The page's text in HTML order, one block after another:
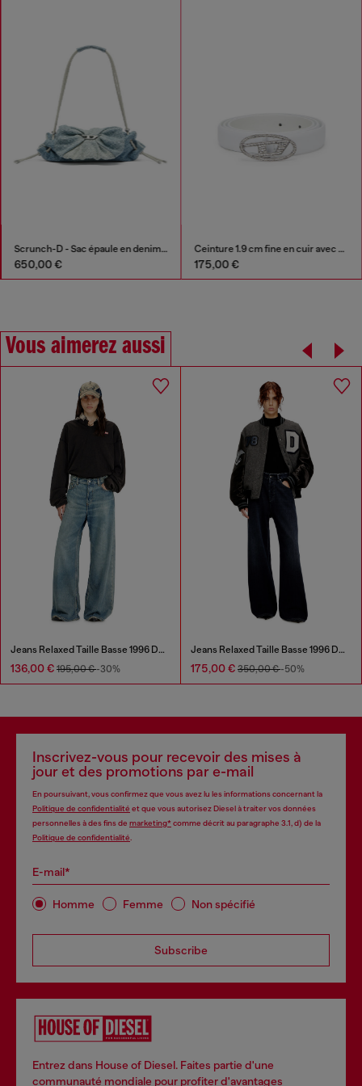
Scrunch-D - Sac épaule en denim avec cristaux transparents
650,00 €
Ceinture 1.9 cm fine en cuir avec boucle en cristal
175,00 €
Vous aimerez aussi
Jeans Relaxed Taille Basse 1996 D-Sire
136,00 € 195,00 €-30%
Jeans Relaxed Taille Basse 1996 D-Sire
175,00 € 350,00 €-50%
Inscrivez-vous pour recevoir des mises à
jour et des promotions par e-mail
En poursuivant, vous confirmez que vous avez lu les informations concernant la
Politique de confidentialité et que vous autorisez Diesel à traiter vos données
personnelles à des fins de marketing*comme décrit au paragraphe 3.1, d) de la
Politique de confidentialité.
E-mail*
Homme Femme Non spécifié
Subscribe
Entrez dans House of Diesel. Faites partie d'une
communauté mondiale pour profiter d'avantages